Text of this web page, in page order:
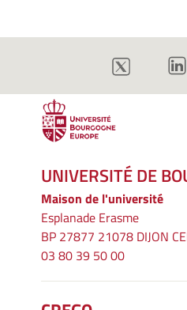
UNIVERSITÉ DE
Maison de l'université
Esplanade Erasme
BP 27877 21078 DIJON
03 80 39 50 00